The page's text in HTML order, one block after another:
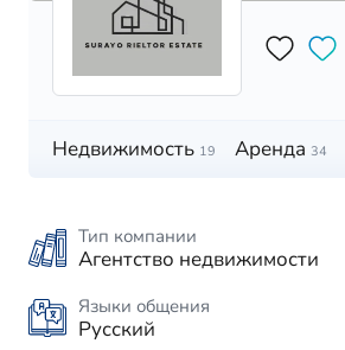
Недвижимость 19 Аренда 34
Тип компании
Агентство недвижимости
Языки общения
Русский